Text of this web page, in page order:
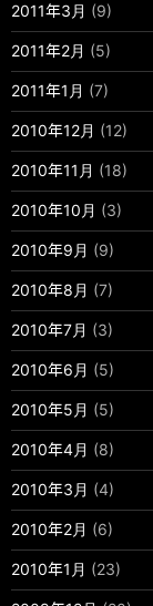
2011年3月 (9)
2011年2月 (5)
2011年1月 (7)
2010年12月 (12)
2010年11月 (18)
2010年10月 (3)
2010年9月 (9)
2010年8月 (7)
2010年7月 (3)
2010年6月 (5)
2010年5月 (5)
2010年4月 (8)
2010年3月 (4)
2010年2月 (6)
2010年1月 (23)